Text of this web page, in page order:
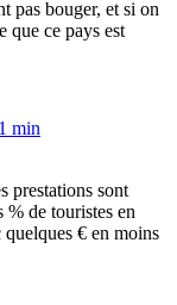
pas bouger, et si on
que ce pays est
min
prestations sont
de touristes en
€ en moins